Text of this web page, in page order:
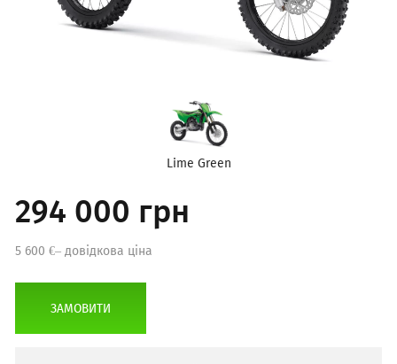
Lime Green
294 000 грн
5 600 €– довідкова ціна
ЗАМОВИТИ